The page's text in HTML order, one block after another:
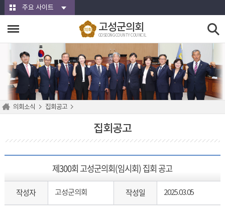
본문바로가기주요 사이트
고성군의회
GOSEONG COUNTY COUNCIL
의회소식 집회공고
집회공고
제300회 고성군의회(임시회) 집회 공고
작성자 고성군의회 작성일 2025.03.05